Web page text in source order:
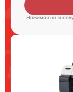
Нажимая на